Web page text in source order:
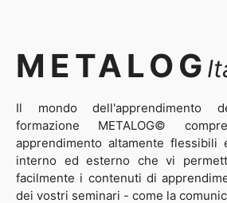
METALOG
Il mondo dell'apprendimento
formazione METALOG©
apprendimento altamente
interno ed esterno che vi
facilmente i contenuti di
dei vostri seminari - come la